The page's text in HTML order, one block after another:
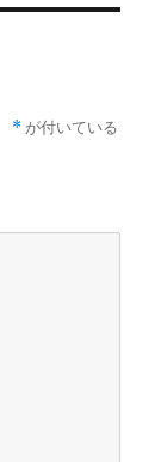
* が付いている